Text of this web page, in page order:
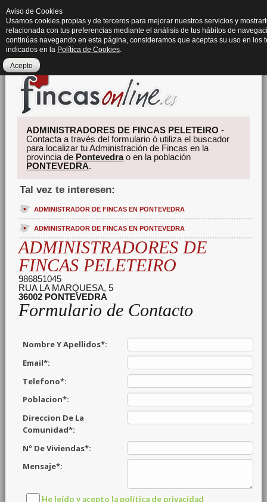
ADMINISTRADORES DE FINCAS PELETEIRO -
Contacta a través del formulario ó utiliza el buscador
para localizar tu Administración de Fincas en la
provincia de Pontevedrao en la población
PONTEVEDRA.
Tal vez te interesen:
ADMINISTRADOR DE FINCAS EN PONTEVEDRA
ADMINISTRADOR DE FINCAS EN PONTEVEDRA
ADMINISTRADORES DE
FINCAS PELETEIRO
986851045
RUA LA MARQUESA, 5
36002 PONTEVEDRA
Formulario de Contacto
Aviso de Cookies
Usamos cookies propias y de terceros para mejorar nuestros servicios y
relacionada con tus preferencias mediante el análisis de tus hábitos de
continúas navegando en esta página, consideramos que aceptas su uso en los
indicados en la Política de Cookies.
Acepto